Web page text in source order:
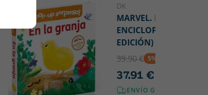
DK
MARVEL. LA
ENCICLOPEDIA (NUEVA
EDICIÓN)
39.90 € 5% DTO
37.91 €
ENVÍO GRATIS!